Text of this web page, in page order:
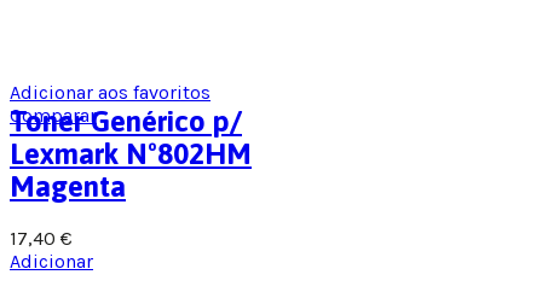
Adicionar aos favoritos
Comparar
Toner Genérico p/
Lexmark Nº802HM
Magenta
17,40 €
Adicionar